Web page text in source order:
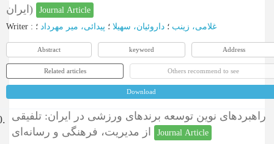
ایران)
Journal Article
Writer : غلامی، زینب ؛ داروئیان، سهیلا ؛ پیدائی، میر مهرداد ؛
Abstract keyword Address
Related articles Others recommend to see
Download
راهبردهای نوین توسعه برندهای ورزشی در ایران: تلفیقی
Journal Article